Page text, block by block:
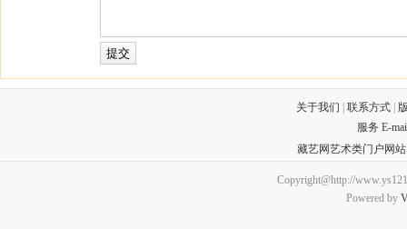
关于我们 联系方式
服务 E-
藏艺网艺术类门户网
Copyright@http://
Powered by